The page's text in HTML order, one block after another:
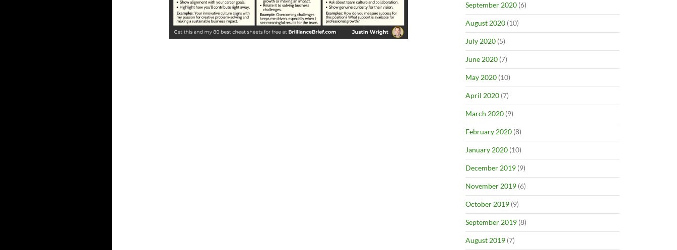
September 2020 (6)
August 2020 (10)
July 2020 (5)
June 2020 (7)
May 2020 (10)
April 2020 (7)
March 2020 (9)
February 2020 (8)
January 2020 (10)
December 2019 (9)
November 2019 (6)
October 2019 (9)
September 2019 (8)
August 2019 (7)